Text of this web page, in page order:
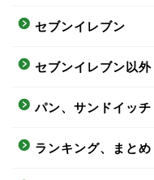
セブンイレブン
セブンイレブン以外
パン、サンドイッチ
ランキング、まとめ